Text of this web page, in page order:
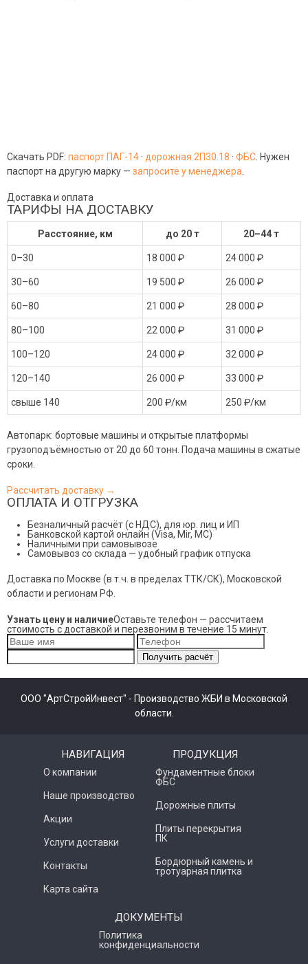
Скачать PDF: паспорт ПАГ-14 · дорожная 2П30.18 · ФБС . Нужен
паспорт на другую марку — запросите у менеджера
Доставка и оплата
ТАРИФЫ НА ДОСТАВКУ
Расстояние, км до 20 т 20–44 т
0–30 18 000 ₽ 24 000 ₽
30–60 19 500 ₽ 26 000 ₽
60–80 21 000 ₽ 28 000 ₽
80–100 22 000 ₽ 31 000 ₽
100–120 24 000 ₽ 32 000 ₽
120–140 26 000 ₽ 33 000 ₽
свыше 140 200 ₽/км 250 ₽/км
Автопарк: бортовые машины и открытые платформы
грузоподъёмностью от 20 до 60 тонн. Подача машины в сжатые
сроки.
Рассчитать доставку →
ОПЛАТА И ОТГРУЗКА
Безналичный расчёт (с НДС), для юр. лиц и ИП
Банковской картой онлайн (Visa, Mir, МС)
Наличными при самовывозе
Самовывоз со склада — удобный график отпуска
Доставка по Москве (в т.ч. в пределах ТТК/СК), Московской
области и регионам РФ.
Узнать цену и наличиеОставьте телефон — рассчитаем
стоимость с доставкой и перезвоним в течение 15 минут.
Получить расчёт
ООО "АртСтройИнвест" - Производство ЖБИ в Московской
области.
НАВИГАЦИЯ
О компании
Наше производство
Акции
Услуги доставки
Контакты
Карта сайта
ПРОДУКЦИЯ
Фундаментные блоки
ФБС
Дорожные плиты
Плиты перекрытия
ПК
Бордюрный камень и
тротуарная плитка
ДОКУМЕНТЫ
Политика
конфиденциальности